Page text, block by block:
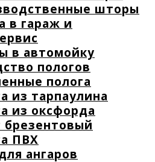
шторы
в гараж и
в автомойку
пологов
полога
из тарпаулина
из оксфорда
брезентовый
ПВХ
ангаров